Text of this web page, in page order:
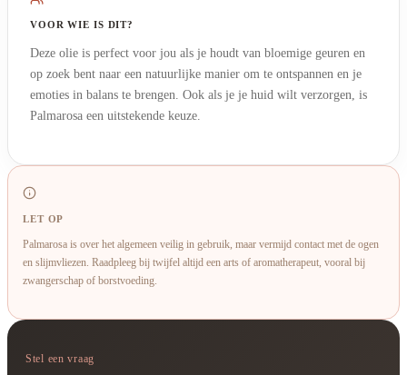
VOOR WIE IS DIT?
Deze olie is perfect voor jou als je houdt van bloemige geuren en
op zoek bent naar een natuurlijke manier om te ontspannen en je
emoties in balans te brengen. Ook als je je huid wilt verzorgen, is
Palmarosa een uitstekende keuze.
LET OP
Palmarosa is over het algemeen veilig in gebruik, maar vermijd contact met de ogen
en slijmvliezen. Raadpleeg bij twijfel altijd een arts of aromatherapeut, vooral bij
zwangerschap of borstvoeding.
Stel een vraag